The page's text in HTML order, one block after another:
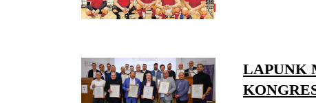
LAPUNK